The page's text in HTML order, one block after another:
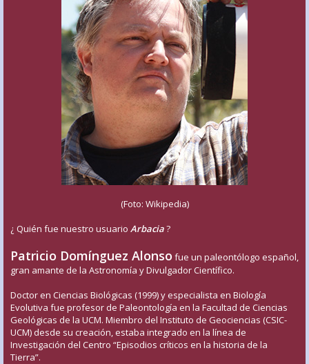
(Foto: Wikipedia)
¿ Quién fue nuestro usuario Arbacia?
Patricio Domínguez Alonso fue un paleontólogo español,
gran amante de la Astronomía y Divulgador Científico.
Doctor en Ciencias Biológicas (1999) y especialista en Biología
Evolutiva fue profesor de Paleontología en la Facultad de Ciencias
Geológicas de la UCM. Miembro del Instituto de Geociencias (CSIC-
UCM) desde su creación, estaba integrado en la línea de
Investigación del Centro “Episodios críticos en la historia de la
Tierra”.